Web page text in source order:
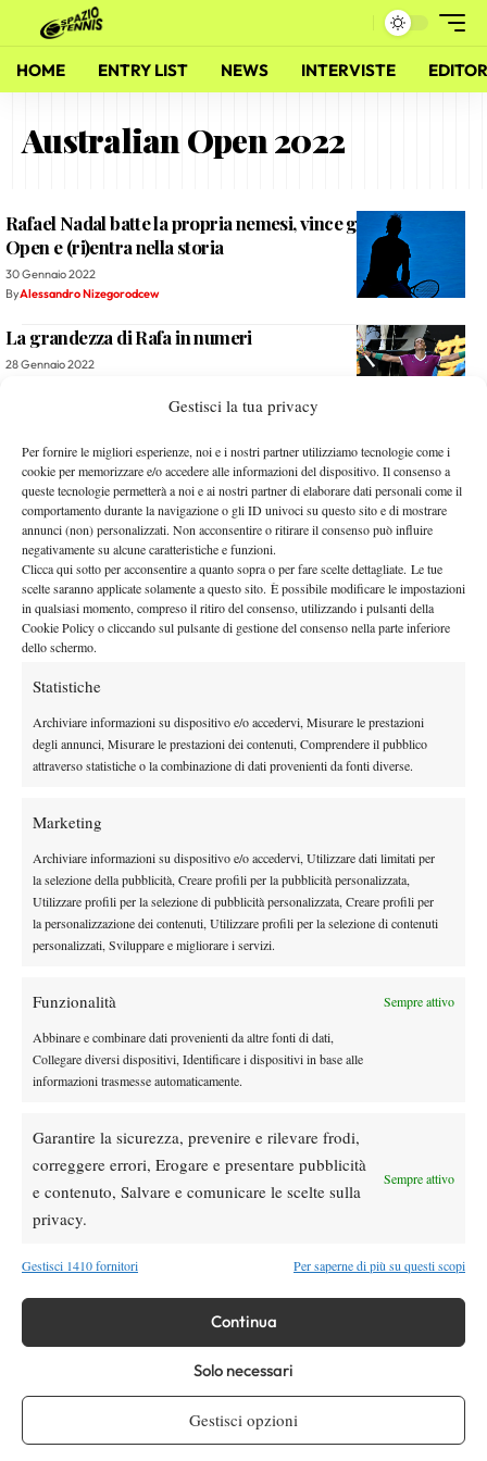
Gestisci la tua privacy
Per fornire le migliori esperienze, noi e i nostri partner utilizziamo tecnologie come i
cookie per memorizzare e/o accedere alle informazioni del dispositivo. Il consenso a
queste tecnologie permetterà a noi e ai nostri partner di elaborare dati personali come il
comportamento durante la navigazione o gli ID univoci su questo sito e di mostrare
annunci (non) personalizzati. Non acconsentire o ritirare il consenso può influire
negativamente su alcune caratteristiche e funzioni.
Clicca qui sotto per acconsentire a quanto sopra o per fare scelte dettagliate. Le tue
scelte saranno applicate solamente a questo sito. È possibile modificare le impostazioni
in qualsiasi momento, compreso il ritiro del consenso, utilizzando i pulsanti della
Cookie Policy o cliccando sul pulsante di gestione del consenso nella parte inferiore
dello schermo.
Statistiche
Archiviare informazioni su dispositivo e/o accedervi, Misurare le prestazioni
degli annunci, Misurare le prestazioni dei contenuti, Comprendere il pubblico
attraverso statistiche o la combinazione di dati provenienti da fonti diverse.
Marketing
Archiviare informazioni su dispositivo e/o accedervi, Utilizzare dati limitati per
la selezione della pubblicità, Creare profili per la pubblicità personalizzata,
Utilizzare profili per la selezione di pubblicità personalizzata, Creare profili per
la personalizzazione dei contenuti, Utilizzare profili per la selezione di contenuti
personalizzati, Sviluppare e migliorare i servizi.
Funzionalità Sempre attivo
Abbinare e combinare dati provenienti da altre fonti di dati,
Collegare diversi dispositivi, Identificare i dispositivi in base alle
informazioni trasmesse automaticamente.
Garantire la sicurezza, prevenire e rilevare frodi,
correggere errori, Erogare e presentare pubblicità
e contenuto, Salvare e comunicare le scelte sulla
privacy.
Sempre attivo
Gestisci 1410 fornitori Per saperne di più su questi scopi
Continua
Solo necessari
Gestisci opzioni
HOME ENTRY LIST NEWS INTERVISTE
Australian Open 2022
Rafael Nadal batte la propria nemesi, vince gli Australian
Open e (ri)entra nella storia
30 Gennaio 2022
ByAlessandro Nizegorodcew
La grandezza di Rafa in numeri
28 Gennaio 2022
Quasi un altro sport chiamato Slam
26 Gennaio 2022
L. Fiorino
Berrettini e i suoi fratelli: i 9 semifinalisti Slam nella storia
del tennis italiano
26 Gennaio 2022
L. Andreoli
Facebook
Instagram
Testata giornalisticaSpazio Tennisregistrata Aut-Trib Milano n°
10268 del 15/09/2025
Direttore Responsabile: Alessandro Nizegorodcew
HOME
WTA